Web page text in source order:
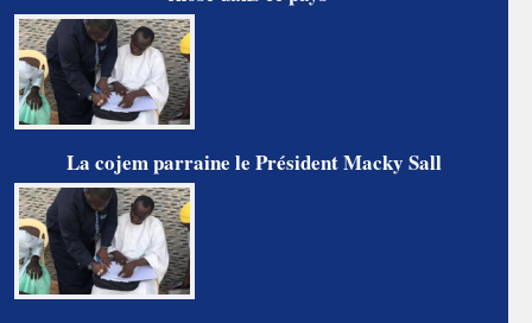
La cojem parraine le Président Macky Sall